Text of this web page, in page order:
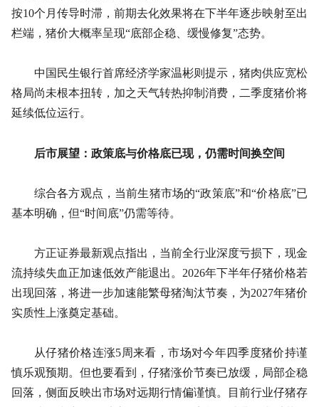
按10个月传导时滞，前期去化效果将在下半年逐步映射至出
栏端，猪价大概率呈现“底部企稳、缓慢修复”态势。
中国民生银行首席经济学家温彬则提示，猪肉供应宽松
格局尚未根本扭转，加之天气转热抑制消费，二季度猪价将
延续低位运行。
后市展望：政策底与价格底已现，仍需时间换空间
综合各方观点，当前生猪市场的“政策底”和“价格底”已
基本明确，但“时间底”仍需等待。
方正证券最新观点指出，当前全行业深度亏损下，现金
流持续失血正加速低效产能退出。2026年下半年仔猪价格若
出现回落，将进一步加速能繁母猪淘汰节奏，为2027年猪价
实质性上涨奠定基础。
从仔猪价格连涨5周来看，市场对今年四季度猪价持谨
慎乐观预期。但也要看到，仔猪涨价节奏已放缓，局部企稳
回落，侧面反映出市场对远期行情偏谨慎。目前行业仔猪存